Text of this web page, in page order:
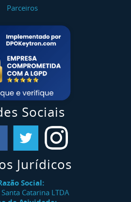
Parceiros
Sociais
Jurídicos
Social:
Catarina LTDA